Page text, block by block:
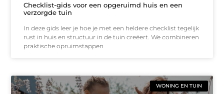
Checklist-gids voor een opgeruimd huis en een
verzorgde tuin
In deze gids leer je hoe je met een heldere checklist tegelijk
rust in huis en structuur in de tuin creëert. We combineren
praktische opruimstappen
WONING EN TUIN